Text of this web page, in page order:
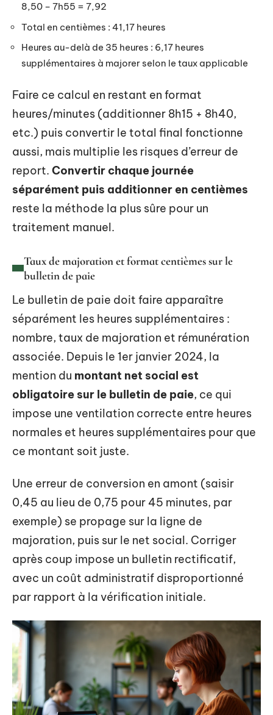
8,50 – 7h55 = 7,92
Total en centièmes : 41,17 heures
Heures au-delà de 35 heures : 6,17 heures
supplémentaires à majorer selon le taux applicable
Faire ce calcul en restant en format
heures/minutes (additionner 8h15 + 8h40,
etc.) puis convertir le total final fonctionne
aussi, mais multiplie les risques d’erreur de
report. Convertir chaque journée
séparément puis additionner en centièmes
reste la méthode la plus sûre pour un
traitement manuel.
Taux de majoration et format centièmes sur le
bulletin de paie
Le bulletin de paie doit faire apparaître
séparément les heures supplémentaires :
nombre, taux de majoration et rémunération
associée. Depuis le 1er janvier 2024, la
mention du montant net social est
obligatoire sur le bulletin de paie, ce qui
impose une ventilation correcte entre heures
normales et heures supplémentaires pour que
ce montant soit juste.
Une erreur de conversion en amont (saisir
0,45 au lieu de 0,75 pour 45 minutes, par
exemple) se propage sur la ligne de
majoration, puis sur le net social. Corriger
après coup impose un bulletin rectificatif,
avec un coût administratif disproportionné
par rapport à la vérification initiale.